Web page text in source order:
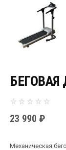
БЕГОВАЯ
23 990 ₽
Механическая